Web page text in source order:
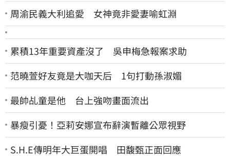
周渝民義大利追愛 女神竟非愛妻喻虹淵
累積13年重要資產沒了 吳申梅急報案求助
范曉萱好友竟是大咖天后 1句打動孫淑媚
最帥乩童是他 台上強吻畫面流出
暴瘦引憂！亞莉安娜宣布辭演暫離公眾視野
S.H.E傳明年大巨蛋開唱 田馥甄正面回應